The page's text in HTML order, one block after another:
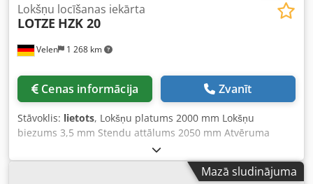
Velen 1 268 km
Lokšņu locīšanas iekārta
LOTZE HZK 20
Cenas informācija Zvanīt
Stāvoklis: lietots, Lokšņu platums 2000 mm Lokšņu
biezums 3,5 mm Stendu attālums 2050 mm Atvēruma
platums 355 mm Mašīnas svars apm. 2,8 t Nepieciešamā
telpa apm. 3,5 x 1,5 x 1,5 m Pneimatiska šarnīrliekšanas
iekārta - manuāla aizmugures pietura max. 830 mm -
Mazā sludinājuma